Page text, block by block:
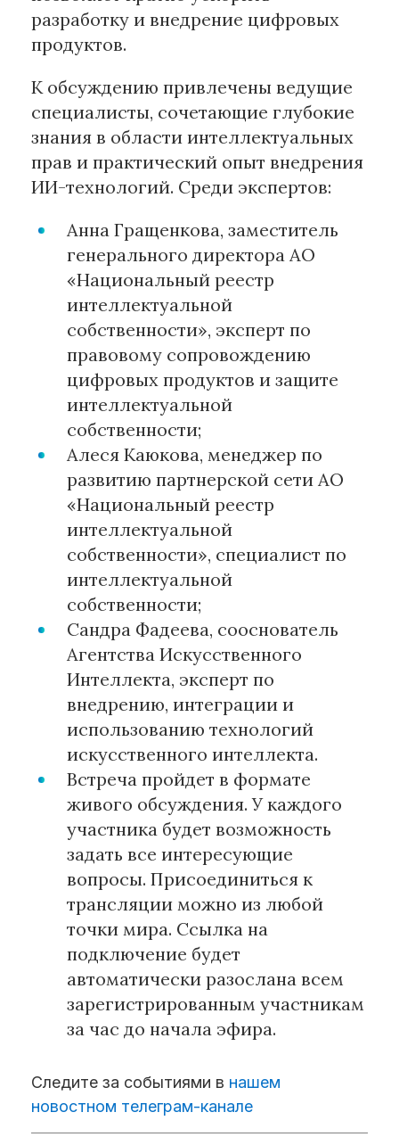
разработку и внедрение цифровых
продуктов.
К обсуждению привлечены ведущие
специалисты, сочетающие глубокие
знания в области интеллектуальных
прав и практический опыт внедрения
ИИ-технологий. Среди экспертов:
Анна Гращенкова, заместитель
генерального директора АО
«Национальный реестр
интеллектуальной
собственности», эксперт по
правовому сопровождению
цифровых продуктов и защите
интеллектуальной
собственности;
Алеся Каюкова, менеджер по
развитию партнерской сети АО
«Национальный реестр
интеллектуальной
собственности», специалист по
интеллектуальной
собственности;
Сандра Фадеева, сооснователь
Агентства Искусственного
Интеллекта, эксперт по
внедрению, интеграции и
использованию технологий
искусственного интеллекта.
Встреча пройдет в формате
живого обсуждения. У каждого
участника будет возможность
задать все интересующие
вопросы. Присоединиться к
трансляции можно из любой
точки мира. Ссылка на
подключение будет
автоматически разослана всем
зарегистрированным участникам
за час до начала эфира.
Следите за событиями в нашем
новостном телеграм-канале